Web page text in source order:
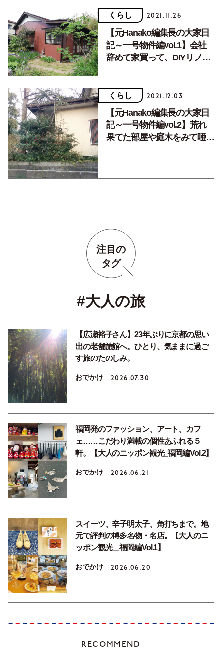
くらし 2021.11.26
【元Hanako編集長の大家日
記～一号物件編vol.1】会社
辞めて家買って、DIYリノベ
くらし 2021.12.03
【元Hanako編集長の大家日
記～一号物件編vol.2】荒れ
果てた部屋や庭木をみて唖
注目の
タグ
#大人の旅
【広瀬裕子さん】23年ぶりに京都の思い
出の老舗旅館へ。ひとり、気ままに過ご
す旅のたのしみ。
おでかけ 2026.07.30
福岡発のファッション、アート、カフ
ェ……こだわり満載の個性あふれる５
軒。【大人のニッポン観光_福岡編Vol.2】
おでかけ 2026.06.21
スイーツ、辛子明太子、角打ちまで。地
元で評判の博多名物・名店。【大人のニ
ッポン観光＿福岡編Vol.1】
おでかけ 2026.06.20
RECOMMEND